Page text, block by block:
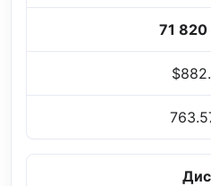
71 820